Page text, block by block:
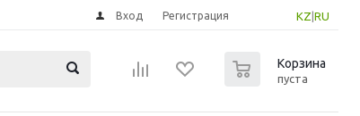
KZ RU
Вход Регистрация
Корзина
пуста